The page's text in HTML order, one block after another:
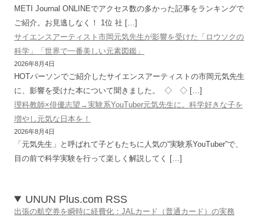
METI Journal ONLINEでアクセス数の多かった記事をランキングで
ご紹介。お見逃しなく！ 1位 社 […]
サイエンスアーティスト市岡元気先生が影響を受けた「ロウソクの
科学」「世界で一番美しい元素図鑑」
2026年8月4日
HOTパーソンでご紹介したサイエンスアーティストの市岡元気先生
に、影響を受けた本について聞きました。 ◇ ◇ […]
理科教師×俳優志望→実験系YouTuber元気先生に。科学好きな子を
増やし元気な日本を！
2026年8月4日
「元気先生」と呼ばれて子どもたちに人気の“実験系YouTuber”で、
目の前で科学実験を行って楽しく解説してく […]
UNUN Plus.com RSS
出張の航空券を瞬時に経費化：JALカード（普通カード）の実務